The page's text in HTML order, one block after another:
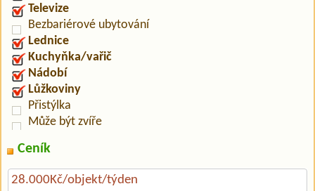
Televize
Bezbariérové ubytování
Lednice
Kuchyňka/vařič
Nádobí
Lůžkoviny
Přistýlka
Může být zvíře
Ceník
28.000Kč/objekt/týden